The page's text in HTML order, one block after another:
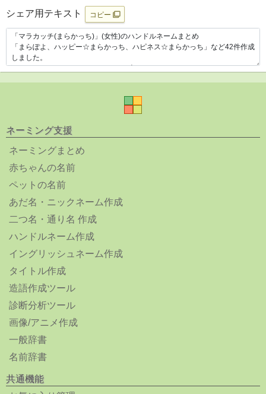
シェア用テキスト コピー
ネーミング支援
ネーミングまとめ
赤ちゃんの名前
ペットの名前
あだ名・ニックネーム作成
二つ名・通り名 作成
ハンドルネーム作成
イングリッシュネーム作成
タイトル作成
造語作成ツール
診断分析ツール
画像/アニメ作成
一般辞書
名前辞書
共通機能